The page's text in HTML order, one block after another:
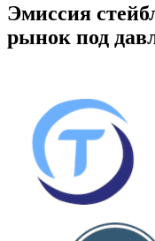
Эмиссия
рынок под